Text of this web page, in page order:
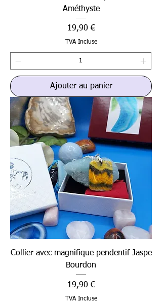
Améthyste
Prix
19,90 €
TVA Incluse
Ajouter au panier
Collier avec magnifique pendentif Jaspe
Bourdon
Prix
19,90 €
TVA Incluse